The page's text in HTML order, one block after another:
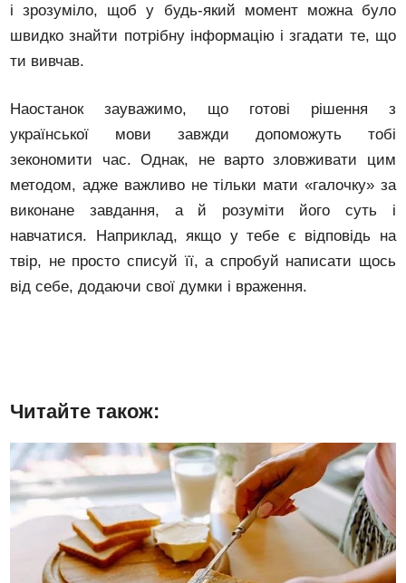
і зрозуміло, щоб у будь-який момент можна було
швидко знайти потрібну інформацію і згадати те, що
ти вивчав.
Наостанок зауважимо, що готові рішення з
української мови завжди допоможуть тобі
зекономити час. Однак, не варто зловживати цим
методом, адже важливо не тільки мати «галочку» за
виконане завдання, а й розуміти його суть і
навчатися. Наприклад, якщо у тебе є відповідь на
твір, не просто списуй її, а спробуй написати щось
від себе, додаючи свої думки і враження.
Читайте також: